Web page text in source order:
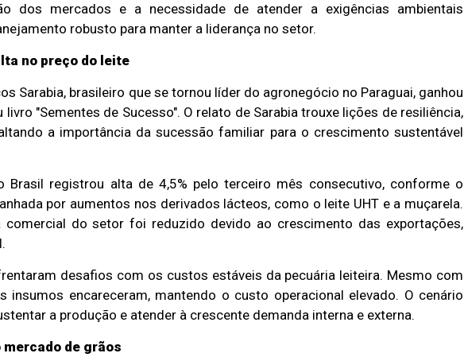
dos mercados e a necessidade de atender a exigências ambientais
robusto para manter a liderança no setor.
no preço do leite
Sarabia, brasileiro que se tornou líder do agronegócio no Paraguai, ganhou
"Sementes de Sucesso". O relato de Sarabia trouxe lições de resiliência,
a importância da sucessão familiar para o crescimento sustentável
Brasil registrou alta de 4,5% pelo terceiro mês consecutivo, conforme o
por aumentos nos derivados lácteos, como o leite UHT e a muçarela.
do setor foi reduzido devido ao crescimento das exportações,
desafios com os custos estáveis da pecuária leiteira. Mesmo com
insumos encareceram, mantendo o custo operacional elevado. O cenário
a produção e atender à crescente demanda interna e externa.
mercado de grãos